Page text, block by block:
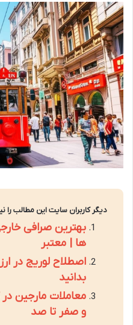
دیگر کاربران سایت این مطالب را
بهترین صرافی
ها | معتبر
اصطلاح لوریج در
بدانید
معاملات مارجین
و صفر تا صد